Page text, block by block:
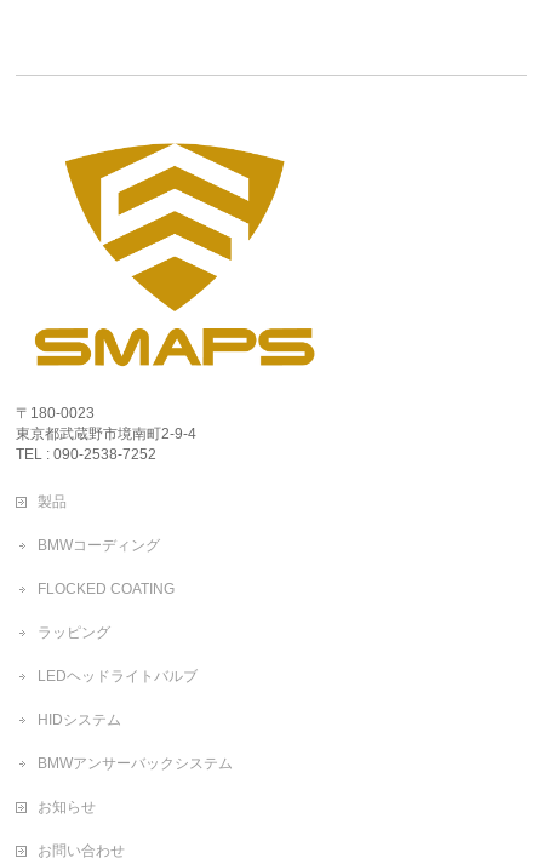
〒180-0023
東京都武蔵野市境南町2-9-4
TEL : 090-2538-7252
製品
BMWコーディング
FLOCKED COATING
ラッピング
LEDヘッドライトバルブ
HIDシステム
BMWアンサーバックシステム
お知らせ
お問い合わせ